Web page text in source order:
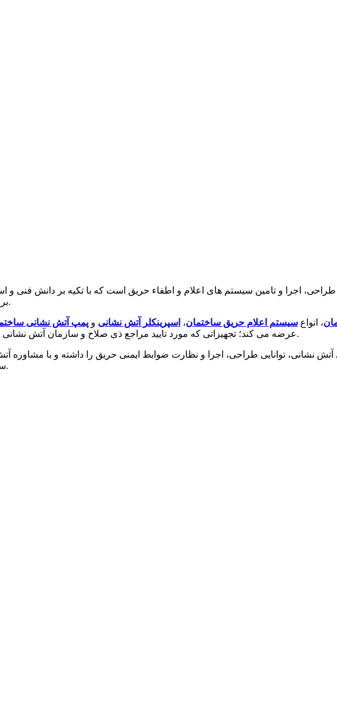
اجرا و تامین سیستم های اعلام و اطفاء حریق است که با تکیه بر دانش فنی و
برای ساختمان ها و پروژه های صنعتی ارائه می دهد.
، انواع سیستم اعلام حریق ساختمان، اسپرینکلر آتش نشانی و پمپ آتش نشانی
معتبر بین المللی UL، FM، LPCB و NFPA عرضه می کند؛ تجهیزاتی که مورد تایید مراجع ذی صلاح و سازمان آتش نشانی هستند.
توانایی طراحی، اجرا و نظارت ضوابط ایمنی حریق را داشته و با مشاوره آتش
ساختمان ها را در سطح استان تهران انجام می دهد.